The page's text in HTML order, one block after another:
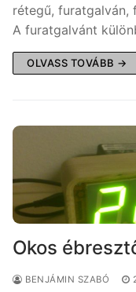
rétegű, furatgalván,
A furatgalvánt
OLVASS TOVÁBB →
Okos
BENJÁMIN SZABÓ